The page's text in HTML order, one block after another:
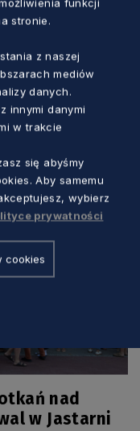
nad
w Jastarni
stronie.
z naszej
mediów
danych.
innymi danymi
w trakcie
się abyśmy
Aby samemu
wybierz
prywatności
cookies